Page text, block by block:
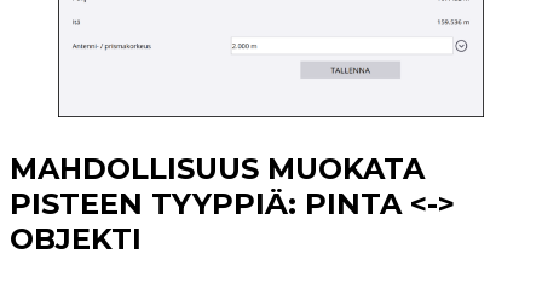
MAHDOLLISUUS MUOKATA
PISTEEN TYYPPIÄ: PINTA <->
OBJEKTI